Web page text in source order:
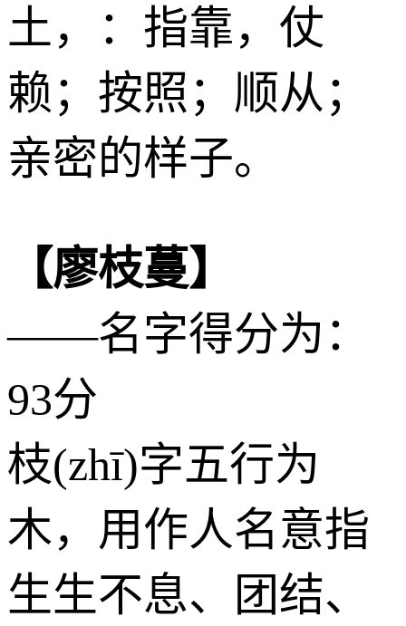
土，：指靠，仗
赖；按照；顺从；
亲密的样子。
【廖枝蔓】
——名字得分为：
93分
枝(zhī)字五行为
木，用作人名意指
生生不息、团结、